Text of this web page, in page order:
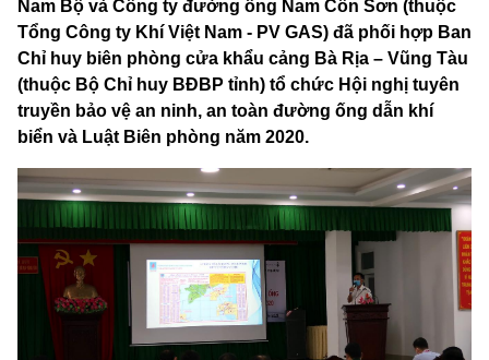
Nam Bộ và Công ty đường ống Nam Côn Sơn (thuộc
Tổng Công ty Khí Việt Nam - PV GAS) đã phối hợp Ban
Chỉ huy biên phòng cửa khẩu cảng Bà Rịa – Vũng Tàu
(thuộc Bộ Chỉ huy BĐBP tỉnh) tổ chức Hội nghị tuyên
truyền bảo vệ an ninh, an toàn đường ống dẫn khí
biển và Luật Biên phòng năm 2020.